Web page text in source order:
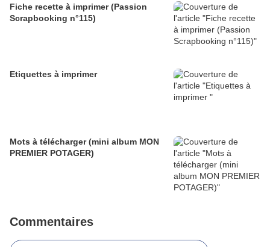
Fiche recette à imprimer (Passion
Scrapbooking n°115)
Etiquettes à imprimer
Mots à télécharger (mini album MON
PREMIER POTAGER)
Commentaires